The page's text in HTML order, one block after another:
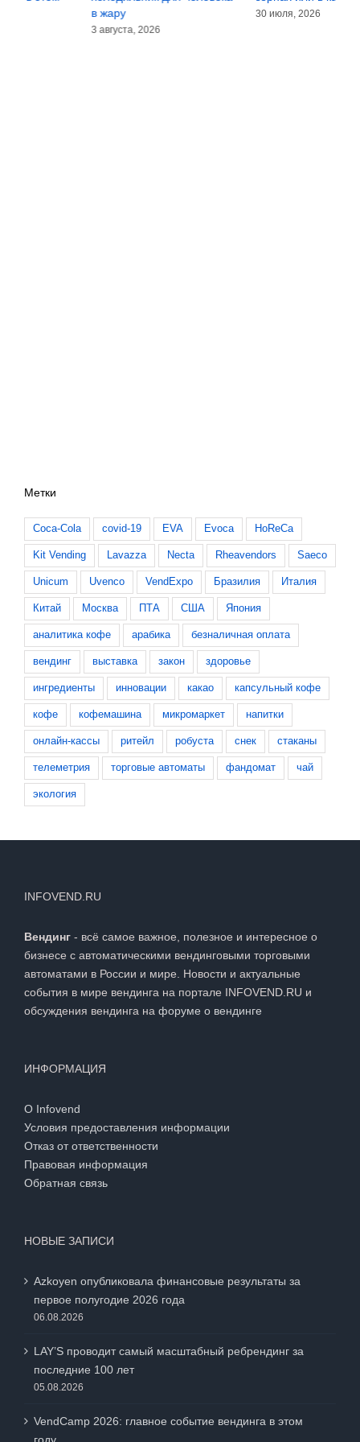
первое полугодие 2026
Coca-Cola covid-19 EVA Evoca HoReCa
Kit Vending Lavazza Necta Rheavendors Saeco
Unicum Uvenco VendExpo Бразилия Италия
Китай Москва ПТА США Япония
аналитика кофе арабика безналичная оплата
вендинг выставка закон здоровье
ингредиенты инновации какао капсульный кофе
кофе кофемашина микромаркет напитки
онлайн-кассы ритейл робуста снек стаканы
телеметрия торговые автоматы фандомат чай
экология
Вендинг- всё самое важное, полезное и интересное о
бизнесе с автоматическими вендинговыми торговыми
автоматами в России и мире. Новости и актуальные
события в мире вендинга на портале INFOVEND.RU и
О Infovend
Условия предоставления информации
Отказ от ответственности
Правовая информация
Azkoyen опубликовала финансовые результаты за
первое полугодие 2026 года
LAY’S проводит самый масштабный ребрендинг за
последние 100 лет
VendCamp 2026: главное событие вендинга в этом